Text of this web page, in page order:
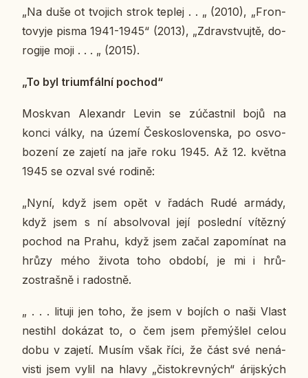
„Na duše ot tvo­jich strok teplej . . „ (2010), „Fron­
to­vy­je pisma 1941-1945“ (2013), „Zdrav­stvuj­tě, do­
ro­gi­je moji . . . „ (2015).
„To byl tri­um­fál­ní pochod“
Mosk­van Ale­xan­dr Levin se zú­čast­nil bojů na
konci války, na území Čes­ko­slo­ven­ska, po osvo­
bo­ze­ní ze zajetí na jaře roku 1945. Až 12. května
1945 se ozval své rodině:
„Nyní, když jsem opět v řadách Rudé armády,
když jsem s ní ab­sol­vo­val její po­sled­ní ví­těz­ný
pochod na Prahu, když jsem začal za­po­mí­nat na
hrůzy mého života toho období, je mi i hrů­
zostraš­ně i ra­dost­ně.
„ . . . lituji jen toho, že jsem v bojích o naši Vlast
ne­sti­hl do­ká­zat to, o čem jsem pře­mýš­lel celou
dobu v zajetí. Musím však říci, že část své ne­ná­
vis­ti jsem vylil na hlavy „čis­to­krev­ných“ árij­ských